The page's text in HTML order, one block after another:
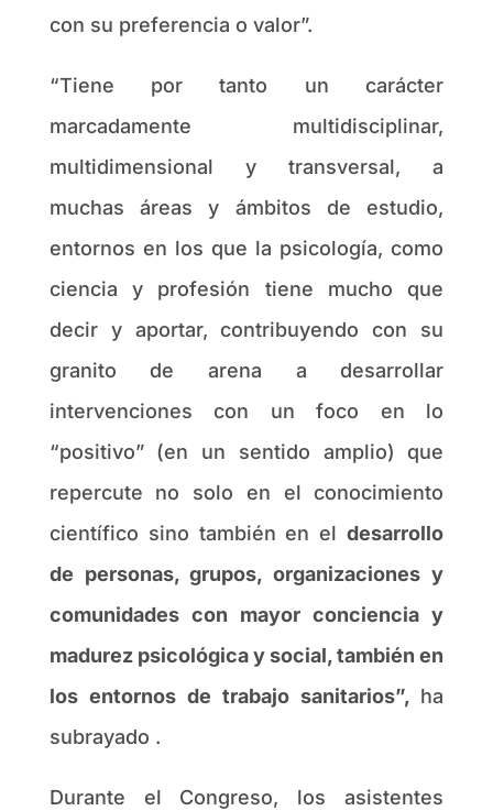
con su preferencia o valor”.
“Tiene por tanto un carácter
marcadamente multidisciplinar,
multidimensional y transversal, a
muchas áreas y ámbitos de estudio,
entornos en los que la psicología, como
ciencia y profesión tiene mucho que
decir y aportar, contribuyendo con su
granito de arena a desarrollar
intervenciones con un foco en lo
“positivo” (en un sentido amplio) que
repercute no solo en el conocimiento
científico sino también en eldesarrollo
de personas, grupos, organizaciones y
comunidades con mayor conciencia y
madurez psicológica y social, también en
los entornos de trabajo sanitarios”, ha
subrayado .
Durante el Congreso, los asistentes